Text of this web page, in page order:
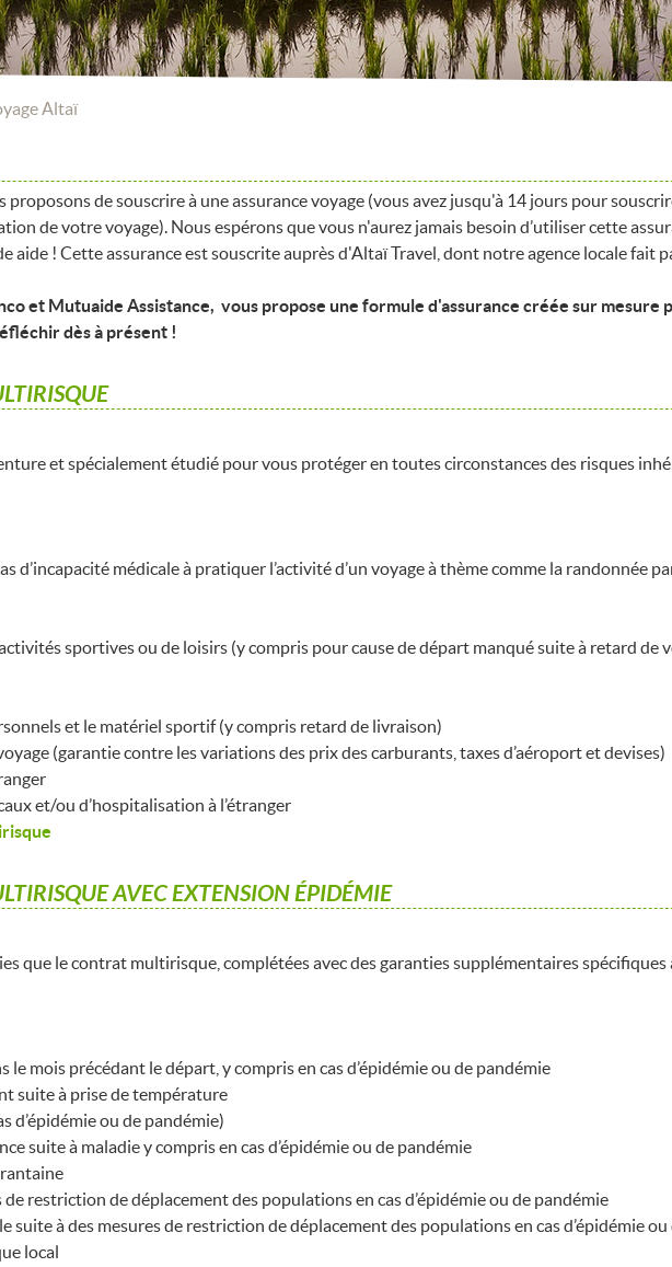
Altaï
proposons de souscrire à une assurance voyage (vous avez jusqu'à 14 jours pour
de votre voyage). Nous espérons que vous n'aurez jamais besoin d’utiliser cette
aide ! Cette assurance est souscrite auprès d'Altaï Travel, dont notre agence locale fait
et Mutuaide Assistance, vous propose une formule d'assurance créée sur mesure
dès à présent !
et spécialement étudié pour vous protéger en toutes circonstances des risques
d’incapacité médicale à pratiquer l’activité d’un voyage à thème comme la randonnée
sportives ou de loisirs (y compris pour cause de départ manqué suite à retard de
et le matériel sportif (y compris retard de livraison)
(garantie contre les variations des prix des carburants, taxes d’aéroport et devises)
et/ou d’hospitalisation à l’étranger
AVEC EXTENSION ÉPIDÉMIE
que le contrat multirisque, complétées avec des garanties supplémentaires
mois précédant le départ, y compris en cas d’épidémie ou de pandémie
suite à prise de température
d’épidémie ou de pandémie)
suite à maladie y compris en cas d’épidémie ou de pandémie
restriction de déplacement des populations en cas d’épidémie ou de pandémie
à des mesures de restriction de déplacement des populations en cas d’épidémie
local